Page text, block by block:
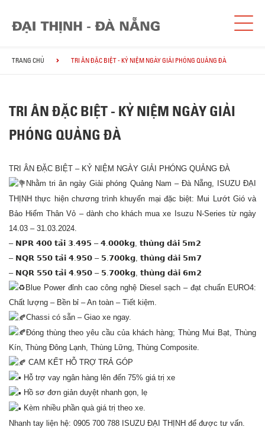
TRANG CHỦ TRI ÂN ĐẶC BIỆT - KỶ NIỆM NGÀY GIẢI PHÓNG QUẢNG ĐÀ
TRI ÂN ĐẶC BIỆT - KỶ NIỆM NGÀY GIẢI
PHÓNG QUẢNG ĐÀ
TRI ÂN ĐẶC BIỆT – KỶ NIỆM NGÀY GIẢI PHÓNG QUẢNG ĐÀ
Nhằm tri ân ngày Giải phóng Quảng Nam – Đà Nẵng,
ISUZU ĐẠI
THỊNH thực hiện chương trình khuyến mại đặc biệt: Mui Lướt Gió và
Bảo Hiểm Thân Vỏ – dành cho khách mua xe Isuzu N-Series từ ngày
14.03 – 31.03.2024.
– 𝗡𝗣𝗥 𝟰𝟬𝟬 𝘁𝗮̉𝗶 𝟯.𝟰𝟵𝟱 – 𝟰.𝟬𝟬𝟬𝗸𝗴, 𝘁𝗵𝘂̀𝗻𝗴 𝗱𝗮̀𝗶 𝟱𝗺𝟮
– 𝗡𝗤𝗥 𝟱𝟱𝟬 𝘁𝗮̉𝗶 𝟰.𝟵𝟱𝟬 – 𝟱.𝟳𝟬𝟬𝗸𝗴, 𝘁𝗵𝘂̀𝗻𝗴 𝗱𝗮̀𝗶 𝟱𝗺𝟳
– 𝗡𝗤𝗥 𝟱𝟱𝟬 𝘁𝗮̉𝗶 𝟰.𝟵𝟱𝟬 – 𝟱.𝟳𝟬𝟬𝗸𝗴, 𝘁𝗵𝘂̀𝗻𝗴 𝗱𝗮̀𝗶 𝟲𝗺𝟮
Blue Power đỉnh cao công nghệ Diesel sạch – đạt chuẩn EURO4:
Chất lượng – Bền bỉ – An toàn – Tiết kiệm.
Chassi có sẵn – Giao xe ngay.
Đóng thùng theo yêu cầu của khách hàng; Thùng Mui Bạt, Thùng
Kín, Thùng Đông Lạnh, Thùng Lững, Thùng Composite.
CAM KẾT HỖ TRỢ TRẢ GÓP
Hỗ trợ vay ngân hàng lên đến 75% giá trị xe
Hồ sơ đơn giản duyệt nhanh gọn, lẹ
Kèm nhiều phần quà giá trị theo xe.
Nhanh tay liện hệ: 0905 700 788 ISUZU ĐẠI THỊNH để được tư vấn.